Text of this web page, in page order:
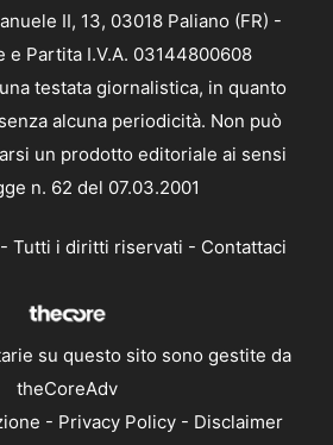
II, 13, 03018 Paliano (FR) -
e Partita I.V.A. 03144800608
testata giornalistica, in quanto
alcuna periodicità. Non può
un prodotto editoriale ai sensi
n. 62 del 07.03.2001
Tutti i diritti riservati - Contattaci
su questo sito sono gestite da
theCoreAdv
- Privacy Policy - Disclaimer